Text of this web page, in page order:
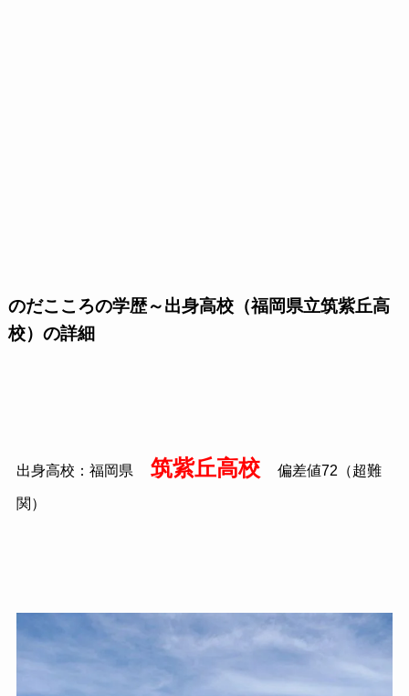
のだこころの学歴～出身高校（福岡県立筑紫丘高
校）の詳細
出身高校：福岡県 筑紫丘高校 偏差値72（超難
関）